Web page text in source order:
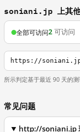
soniani.jp 上其他
全部可访问2 可访问
https://
所示判定基于最近 90 天的测
常见问题
http://soniani.jp